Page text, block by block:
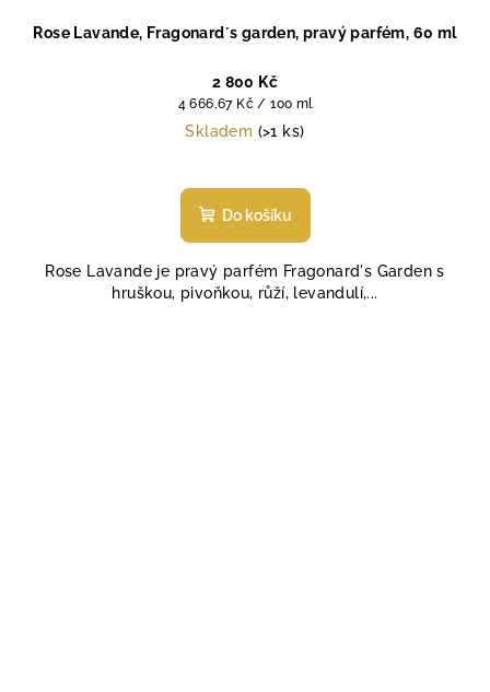
Rose Lavande, Fragonard´s garden, pravý parfém, 60 ml
2 800 Kč
Měrná
cena:
4 666,67 Kč / 100 ml
Skladem (>1 ks)
hodnocení
produktu
z
5
Do košíku
Rose Lavande je pravý parfém Fragonard's Garden s
hruškou, pivoňkou, růží, levandulí,...